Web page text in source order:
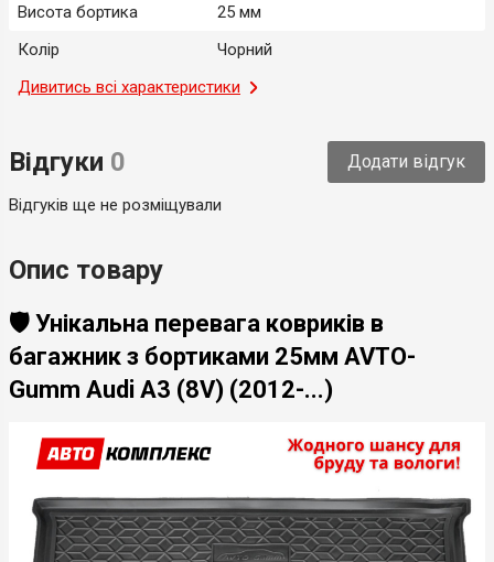
Висота бортика
25 мм
Колір
Чорний
Місце застосування
Багажник
Країна-виробник
Дивитись всі характеристики
Відгуки 0 Додати відгук
Відгуків ще не розміщували
Опис товару
🛡️ Унікальна перевага ковриків в
багажник з бортиками 25мм AVTO-
Gumm Audi A3 (8V) (2012-...)